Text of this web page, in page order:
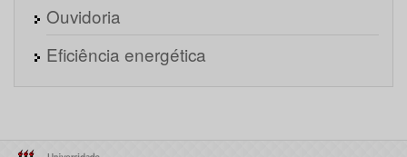
Ouvidoria
Eficiência energética